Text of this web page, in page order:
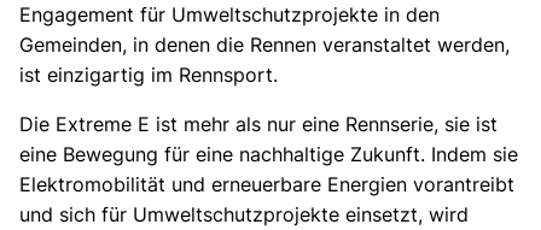
Engagement für Umweltschutzprojekte in den
Gemeinden, in denen die Rennen veranstaltet werden,
ist einzigartig im Rennsport.
Die Extreme E ist mehr als nur eine Rennserie, sie ist
eine Bewegung für eine nachhaltige Zukunft. Indem sie
Elektromobilität und erneuerbare Energien vorantreibt
und sich für Umweltschutzprojekte einsetzt, wird